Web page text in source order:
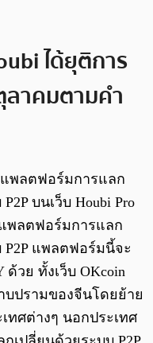
ได้ยุติการ
ลาคมตามคำ
แพลตฟอร์มการแลก
บนเว็บ Houbi Pro
พลตฟอร์มการแลก
P2P แพลตฟอร์มนี้จะ
วย ทั้งเว็บ OKcoin
บปรามของจีนโดยย้าย
ทศต่างๆ นอกประเทศ